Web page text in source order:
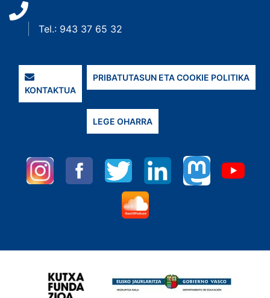
Tel.: 943 37 65 32
KONTAKTUA
PRIBATUTASUN ETA COOKIE POLITIKA
LEGE OHARRA